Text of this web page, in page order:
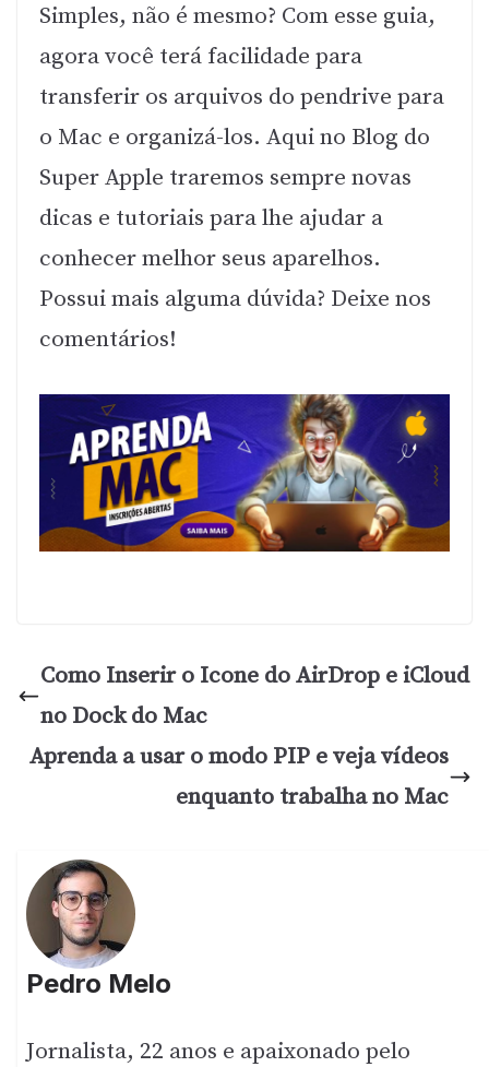
Simples, não é mesmo? Com esse guia,
agora você terá facilidade para
transferir os arquivos do pendrive para
o Mac e organizá-los. Aqui no Blog do
Super Apple traremos sempre novas
dicas e tutoriais para lhe ajudar a
conhecer melhor seus aparelhos.
Possui mais alguma dúvida? Deixe nos
comentários!
Como Inserir o Icone do AirDrop e iCloud
no Dock do Mac
Aprenda a usar o modo PIP e veja vídeos
enquanto trabalha no Mac
Pedro Melo
Jornalista, 22 anos e apaixonado pelo